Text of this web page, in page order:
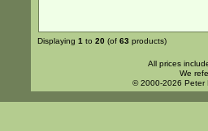
Displaying 1 to 20 (of 63 products)
All prices
We
© 2000-2026 Peter